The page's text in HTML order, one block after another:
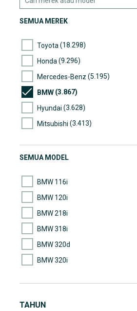
SEMUA MEREK
Toyota (18.298)
Honda (9.296)
Mercedes-Benz (5.195)
BMW (3.867)
Hyundai (3.628)
Mitsubishi (3.413)
Suzuki(2.690)
SEMUA MODEL
BMW 116i
BMW 120i
BMW 218i
BMW 318i
BMW 320d
BMW 320i
BMW 328i
TAHUN